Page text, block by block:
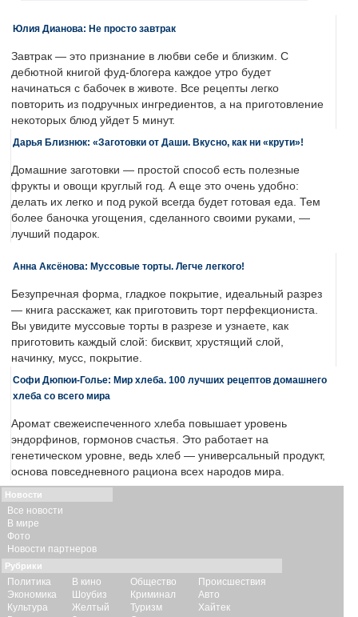
Юлия Дианова: Не просто завтрак
Завтрак — это признание в любви себе и близким. С
дебютной книгой фуд-блогера каждое утро будет
начинаться с бабочек в животе. Все рецепты легко
повторить из подручных ингредиентов, а на приготовление
некоторых блюд уйдет 5 минут.
Дарья Близнюк: «Заготовки от Даши. Вкусно, как ни «крути»!
Домашние заготовки — простой способ есть полезные
фрукты и овощи круглый год. А еще это очень удобно:
делать их легко и под рукой всегда будет готовая еда. Тем
более баночка угощения, сделанного своими руками, —
лучший подарок.
Анна Аксёнова: Муссовые торты. Легче легкого!
Безупречная форма, гладкое покрытие, идеальный разрез
— книга расскажет, как приготовить торт перфекциониста.
Вы увидите муссовые торты в разрезе и узнаете, как
приготовить каждый слой: бисквит, хрустящий слой,
начинку, мусс, покрытие.
Софи Дюпюи-Голье: Мир хлеба. 100 лучших рецептов домашнего
хлеба со всего мира
Аромат свежеиспеченного хлеба повышает уровень
эндорфинов, гормонов счастья. Это работает на
генетическом уровне, ведь хлеб — универсальный продукт,
основа повседневного рациона всех народов мира.
Новости
Все новости
В мире
Фото
Новости партнеров
Рубрики
Политика
Экономика
Культура
В кино
Шоубиз
Желтый
Общество
Криминал
Туризм
Происшествия
Авто
Хайтек